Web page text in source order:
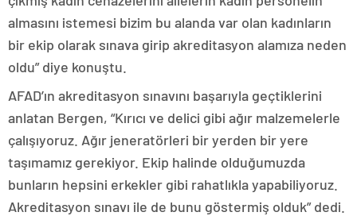
almasını istemesi bizim bu alanda var olan kadınların
bir ekip olarak sınava girip akreditasyon alamıza neden
oldu” diye konuştu.
AFAD’ın akreditasyon sınavını başarıyla geçtiklerini
anlatan Bergen, “Kırıcı ve delici gibi ağır malzemelerle
çalışıyoruz. Ağır jeneratörleri bir yerden bir yere
taşımamız gerekiyor. Ekip halinde olduğumuzda
bunların hepsini erkekler gibi rahatlıkla yapabiliyoruz.
Akreditasyon sınavı ile de bunu göstermiş olduk” dedi.